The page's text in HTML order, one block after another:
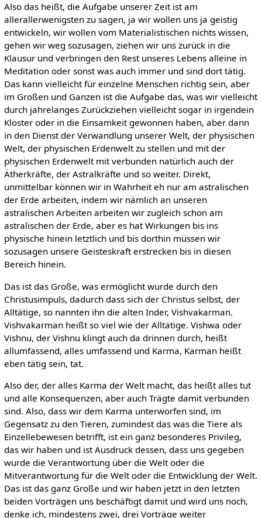
Also das heißt, die Aufgabe unserer Zeit ist am
allerallerwenigsten zu sagen, ja wir wollen uns ja geistig
entwickeln, wir wollen vom Materialistischen nichts wissen,
gehen wir weg sozusagen, ziehen wir uns zurück in die
Klausur und verbringen den Rest unseres Lebens alleine in
Meditation oder sonst was auch immer und sind dort tätig.
Das kann vielleicht für einzelne Menschen richtig sein, aber
im Großen und Ganzen ist die Aufgabe das, was wir vielleicht
durch jahrelanges Zurückziehen vielleicht sogar in irgendein
Kloster oder in die Einsamkeit gewonnen haben, aber dann
in den Dienst der Verwandlung unserer Welt, der physischen
Welt, der physischen Erdenwelt zu stellen und mit der
physischen Erdenwelt mit verbunden natürlich auch der
Ätherkräfte, der Astralkräfte und so weiter. Direkt,
unmittelbar können wir in Wahrheit eh nur am astralischen
der Erde arbeiten, indem wir nämlich an unseren
astralischen Arbeiten arbeiten wir zugleich schon am
astralischen der Erde, aber es hat Wirkungen bis ins
physische hinein letztlich und bis dorthin müssen wir
sozusagen unsere Geisteskraft erstrecken bis in diesen
Bereich hinein.
Das ist das Große, was ermöglicht wurde durch den
Christusimpuls, dadurch dass sich der Christus selbst, der
Alltätige, so nannten ihn die alten Inder, Vishvakarman.
Vishvakarman heißt so viel wie der Alltätige. Vishwa oder
Vishnu, der Vishnu klingt auch da drinnen durch, heißt
allumfassend, alles umfassend und Karma, Karman heißt
eben tätig sein, tat.
Also der, der alles Karma der Welt macht, das heißt alles tut
und alle Konsequenzen, aber auch Trägte damit verbunden
sind. Also, dass wir dem Karma unterworfen sind, im
Gegensatz zu den Tieren, zumindest das was die Tiere als
Einzellebewesen betrifft, ist ein ganz besonderes Privileg,
das wir haben und ist Ausdruck dessen, dass uns gegeben
wurde die Verantwortung über die Welt oder die
Mitverantwortung für die Welt oder die Entwicklung der Welt.
Das ist das ganz Große und wir haben jetzt in den letzten
beiden Vorträgen uns beschäftigt damit und wird uns noch,
denke ich, mindestens zwei, drei Vorträge weiter